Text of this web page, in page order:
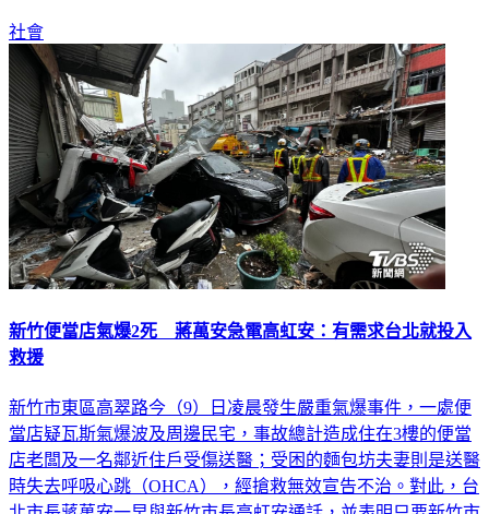
社會
新竹便當店氣爆2死 蔣萬安急電高虹安：有需求台北就投入
救援
新竹市東區高翠路今（9）日凌晨發生嚴重氣爆事件，一處便
當店疑瓦斯氣爆波及周邊民宅，事故總計造成住在3樓的便當
店老闆及一名鄰近住戶受傷送醫；受困的麵包坊夫妻則是送醫
時失去呼吸心跳（OHCA），經搶救無效宣告不治。對此，台